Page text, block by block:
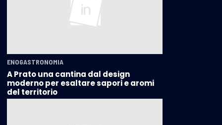
ENOGASTRONOMIA
A Prato una cantina dal design
moderno per esaltare sapori e aromi
del territorio